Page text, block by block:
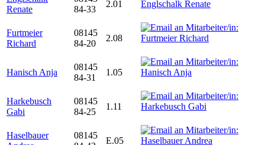
Renate
84-33
2.01
Furtmeier
Richard
08145
84-20
2.08
Hanisch Anja
08145
84-31
1.05
Harkebusch
Gabi
08145
84-25
1.11
Haselbauer
08145
E.05